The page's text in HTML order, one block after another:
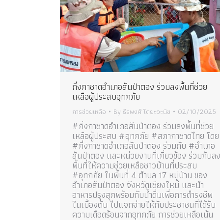
กิ่งกาชาดอำเภอสันป่าตอง ร่วมลงพื้นที่ช่วย
เหลือผู้ประสบอุทกภัย
การช่วยเหลือ By ธีรพงศ์ โตยะวะนิช 02/10/2025
#กิ่งกาชาดอำเภอสันป่าตอง ร่วมลงพื้นที่ช่วย
เหลือผู้ประสบ #อุทกภัย #สภากาชาดไทย โดย
#กิ่งกาชาดอำเภอสันป่าตอง ร่วมกับ #อำเภอ
สันป่าตอง และหน่วยงานที่เกี่ยวข้อง ร่วมกันลง
พื้นที่ให้ความช่วยเหลือชาวบ้านที่ประสบ
#อุทกภัย ในพื้นที่ 4 ตำบล 17 หมู่บ้าน ของ
อำเภอสันป่าตอง จังหวัดเชียงใหม่ และนำ
อาหารปรุงสุกพร้อมกับน้ำดื่มเพื่อการดำรงชีพ
ในเบื้องต้น ไปแจกจ่ายให้กับประชาชนที่ได้รับ
ความเดือดร้อนจากอุทกภัย การช่วยเหลือเน้น